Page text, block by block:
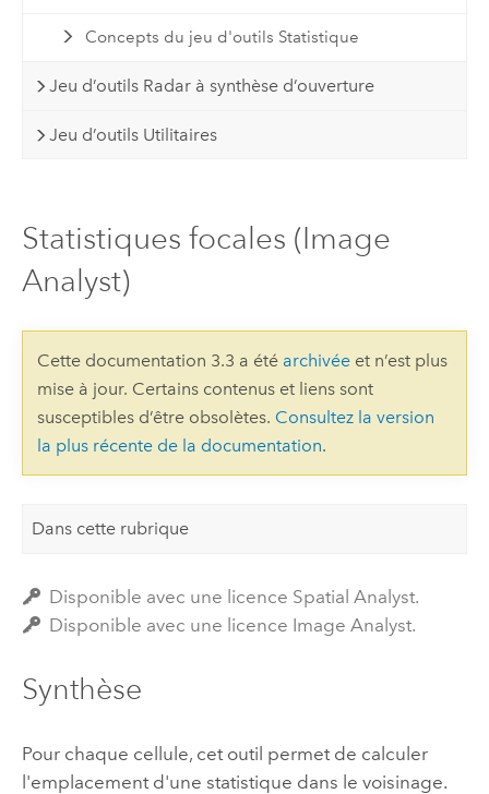
Concepts du jeu d'outils Statistique
Jeu d’outils Radar à synthèse d’ouverture
Jeu d’outils Utilitaires
Statistiques focales (Image
Analyst)
Cette documentation 3.3 a été archivéeet n’est plus
mise à jour. Certains contenus et liens sont
susceptibles d’être obsolètes. Consultez la version
la plus récente de la documentation.
Dans cette rubrique
Disponible avec une licence Spatial Analyst.
Disponible avec une licence Image Analyst.
Synthèse
Pour chaque cellule, cet outil permet de calculer
l'emplacement d'une statistique dans le voisinage.